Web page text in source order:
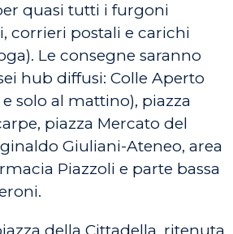
quasi tutti i furgoni
corrieri postali e carichi
Le consegne saranno
hub diffusi: Colle Aperto
solo al mattino), piazza
piazza Mercato del
Giuliani-Ateneo, area
Piazzoli e parte bassa